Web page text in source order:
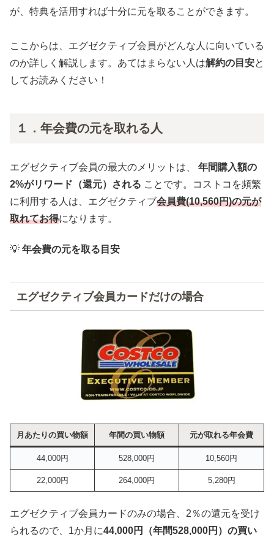
が、特典を活用すれば十分に元を取ることができます。
ここからは、エグゼクティブ会員がどんな人に向いている
のか詳しく解説します。あてはまらない人は解約の目安と
してお読みください！
１．年会費の元を取れる人
エグゼクティブ会員の最大のメリットは、 年間購入額の
2%がリワード（還元）される ことです。コストコを頻繁
に利用する人は、エグゼクティブ会員費(10,560円)の元が
取れてお得になります。
💡 年会費の元を取る目安
エグゼクティブ会員カードだけの場合
月あたりの買い物額 年間の買い物額 元が取れる年会費
44,000円 528,000円 10,560円
22,000円 264,000円 5,280円
エグゼクティブ会員カードのみの場合、2％の還元を受け
られるので、1か月に44,000円（年間528,000円）の買い